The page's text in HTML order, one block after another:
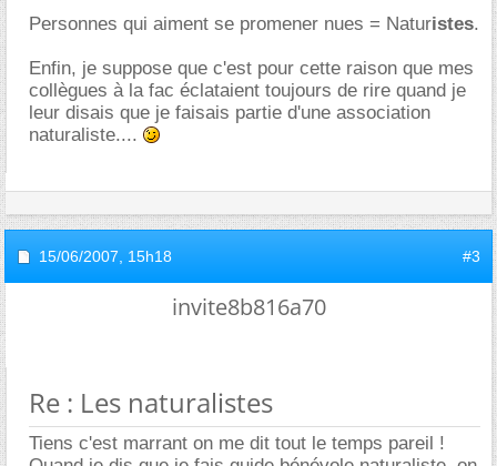
Personnes qui aiment se promener nues = Naturistes.
Enfin, je suppose que c'est pour cette raison que mes
collègues à la fac éclataient toujours de rire quand je
leur disais que je faisais partie d'une association
naturaliste....
15/06/2007, 15h18 #3
invite8b816a70
Re : Les naturalistes
Tiens c'est marrant on me dit tout le temps pareil !